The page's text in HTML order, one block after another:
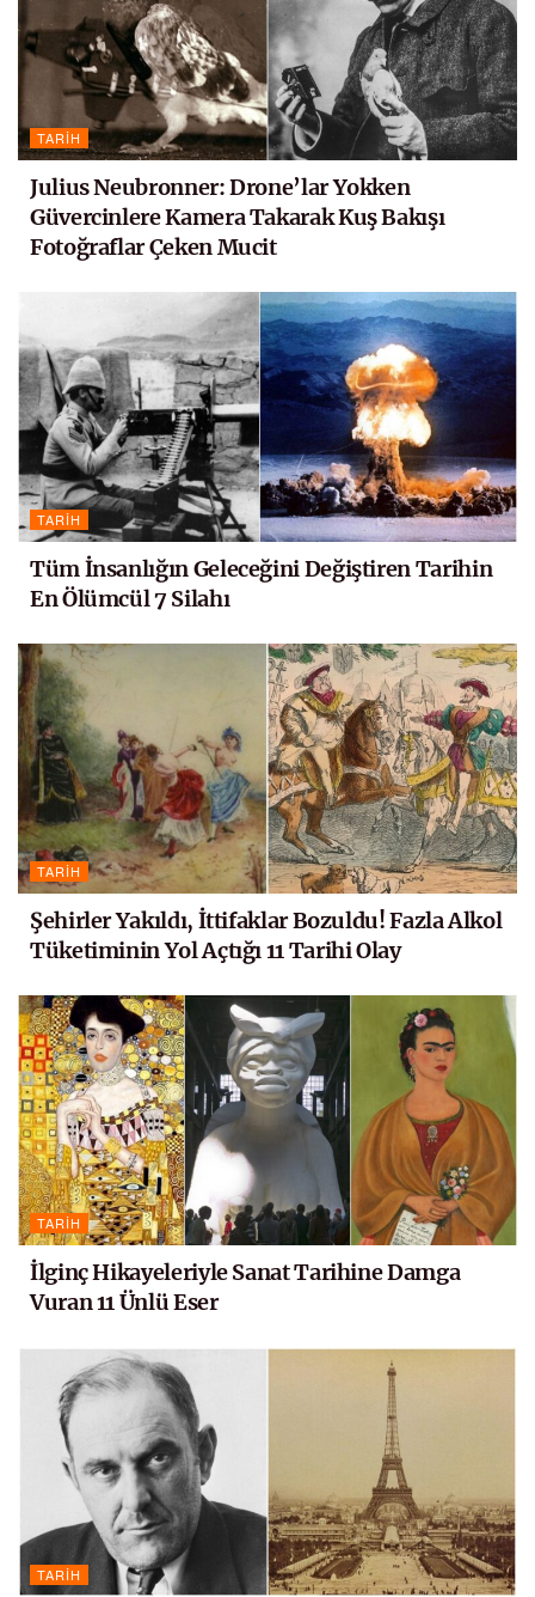
TARIH
Julius Neubronner: Drone’lar Yokken
Güvercinlere Kamera Takarak Kuş Bakışı
Fotoğraflar Çeken Mucit
TARIH
Tüm İnsanlığın Geleceğini Değiştiren Tarihin
En Ölümcül 7 Silahı
TARIH
Şehirler Yakıldı, İttifaklar Bozuldu! Fazla Alkol
Tüketiminin Yol Açtığı 11 Tarihi Olay
TARIH
İlginç Hikayeleriyle Sanat Tarihine Damga
Vuran 11 Ünlü Eser
TARIH